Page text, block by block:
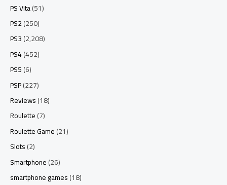
PS Vita(51)
PS2(250)
PS3(2,208)
PS4(452)
PS5(6)
PSP(227)
Reviews(18)
Roulette(7)
Roulette Game(21)
Slots(2)
Smartphone(26)
smartphone games(18)